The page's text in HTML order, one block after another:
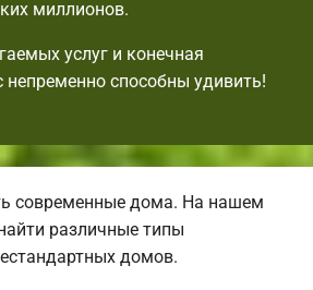
миллионов.
услуг и конечная
способны удивить!
современные дома. На нашем
различные типы
домов.